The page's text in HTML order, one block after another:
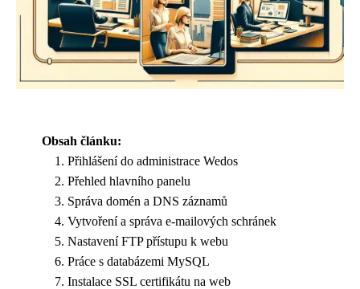
Obsah článku:
Přihlášení do administrace Wedos
Přehled hlavního panelu
Správa domén a DNS záznamů
Vytvoření a správa e-mailových schránek
Nastavení FTP přístupu k webu
Práce s databázemi MySQL
Instalace SSL certifikátu na web